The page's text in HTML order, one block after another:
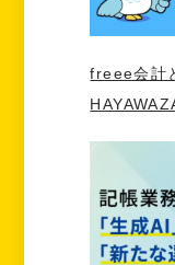
freee会計